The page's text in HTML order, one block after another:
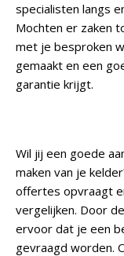
specialisten langs
Mochten er zaken
met je besproken
gemaakt en een
garantie krijgt.
Wil jij een goede
maken van je
offertes opvraagt
vergelijken. Door
ervoor dat je een
gevraagd worden.